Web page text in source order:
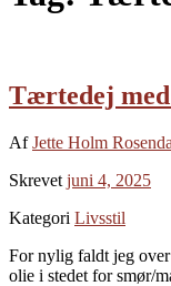
Tærtedej
AfJette Holm
Skrevet juni 4, 2025
Kategori Livsstil
For nylig faldt jeg
olie i stedet for smør/